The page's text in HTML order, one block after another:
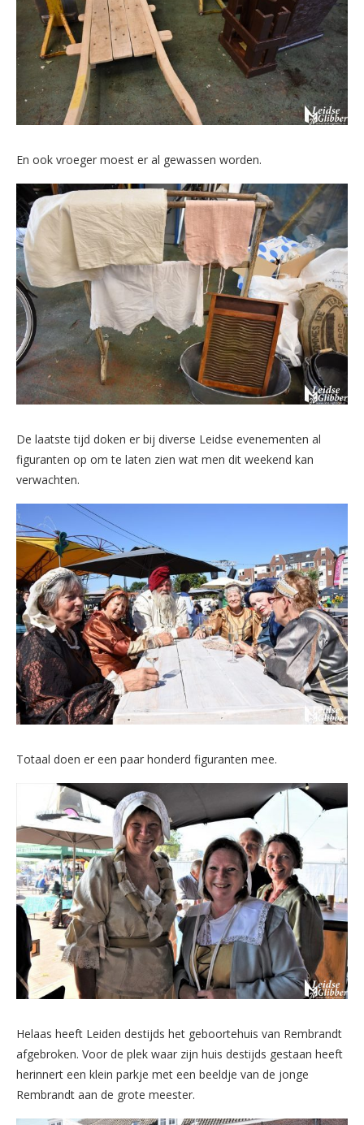
En ook vroeger moest er al gewassen worden.
De laatste tijd doken er bij diverse Leidse evenementen al
figuranten op om te laten zien wat men dit weekend kan
verwachten.
Totaal doen er een paar honderd figuranten mee.
Helaas heeft Leiden destijds het geboortehuis van Rembrandt
afgebroken. Voor de plek waar zijn huis destijds gestaan heeft
herinnert een klein parkje met een beeldje van de jonge
Rembrandt aan de grote meester.